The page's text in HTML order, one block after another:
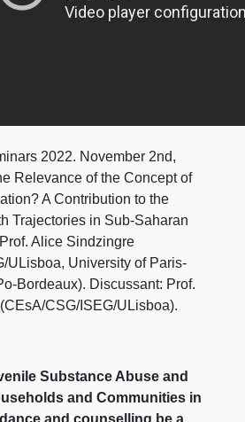
2022. November 2nd,
Relevance of the Concept of
A Contribution to the
Trajectories in Sub-Saharan
Alice Sindzingre
ULisboa, University of Paris-
Bordeaux). Discussant: Prof.
CSG/ISEG/ULisboa).
Substance Abuse and
and Communities in
and counselling be a